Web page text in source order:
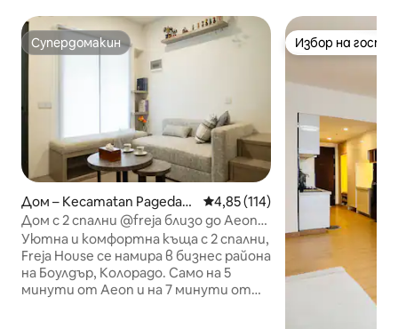
Супердомакин
Супердомакин
Дом – Kecamatan Pagedan
gan
Средна оценка: 4,85 от 5,
4,85 (114)
Дом с 2 спални @freja близо до Aeon
bsd
Уютна и комфортна къща с 2 спални,
Freja House се намира в бизнес района
на Боулдър, Колорадо. Само на 5
минути от Aeon и на 7 минути от
Избор на
Избор на